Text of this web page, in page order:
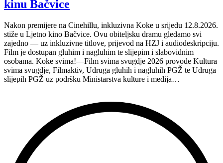
turneju
Hvaru”
kinu Bačvice
Nakon premijere na Cinehillu, inkluzivna Koke u srijedu 12.8.2026.
stiže u Ljetno kino Bačvice. Ovu obiteljsku dramu gledamo svi
zajedno — uz inkluzivne titlove, prijevod na HZJ i audiodeskripciju.
Film je dostupan gluhim i nagluhim te slijepim i slabovidnim
osobama. Koke svima!—Film svima svugdje 2026 provode Kultura
svima svugdje, Filmaktiv, Udruga gluhih i nagluhih PGŽ te Udruga
slijepih PGŽ uz podršku Ministarstva kulture i medija…